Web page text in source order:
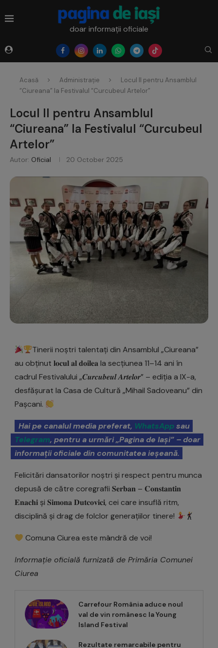
doar informații oficiale
Acasă Administrație
Locul II pentru Ansamblul
“Ciureana” la Festivalul “Curcubeul Artelor”
Locul II pentru Ansamblul
“Ciureana” la Festivalul “Curcubeul
Artelor”
Autor: Oficial 20 October 2025
Tinerii noștri talentați din Ansamblul „Ciureana”
au obținut 𝐥𝐨𝐜𝐮𝐥 𝐚𝐥 𝐝𝐨𝐢𝐥𝐞𝐚 la secțiunea 11–14 ani în
cadrul Festivalului „𝑪𝒖𝒓𝒄𝒖𝒃𝒆𝒖𝒍 𝑨𝒓𝒕𝒆𝒍𝒐𝒓” – ediția a IX-a,
desfășurat la Casa de Cultură „Mihail Sadoveanu” din
Pașcani.
Hai pe canalul media preferat, WhatsAppsau
Telegram, pentru a urmări „Pagina de Iași” – doar
informații oficiale din comunitatea ieșeană.
Felicitări dansatorilor noștri și respect pentru munca
depusă de către coregrafii 𝐒𝐞𝐫𝐛𝐚𝐧 – 𝐂𝐨𝐧𝐬𝐭𝐚𝐧𝐭𝐢𝐧
𝐄𝐧𝐚𝐜𝐡𝐢 și 𝐒𝐢𝐦𝐨𝐧𝐚 𝐃𝐮𝐭𝐜𝐨𝐯𝐢𝐜𝐢, cei care insuflă ritm,
disciplină și drag de folclor generațiilor tinere!
Comuna Ciurea este mândră de voi!
Informație oficială furnizată de Primăria Comunei
Ciurea
Carrefour România aduce noul
val de vin românesc la Young
Island Festival
Rezultate remarcabile pentru